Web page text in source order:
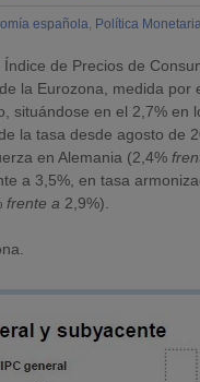
española, Política
de Precios de
la Eurozona, medida por
situándose en el 2,7% en
la tasa desde agosto de
en Alemania (2,4%
a 3,5%, en tasa
frente a 2,9%).